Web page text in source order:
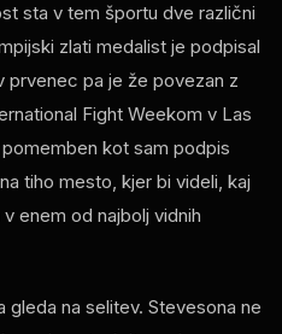
sta v tem športu dve različni
zlati medalist je podpisal
pa je že povezan z
Fight Weekom v Las
kot sam podpis
tiho mesto, kjer bi videli, kaj
enem od najbolj vidnih
na selitev. Stevesona ne